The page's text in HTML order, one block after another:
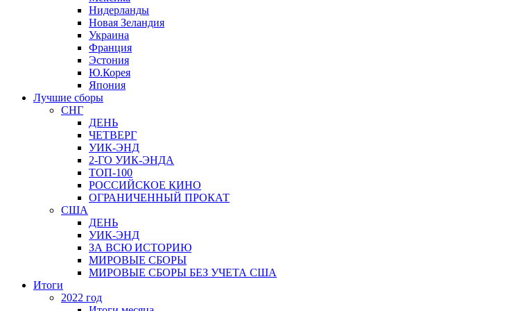
Нидерланды
Новая Зеландия
Украина
Франция
Эстония
Ю.Корея
Япония
Лучшие сборы
СНГ
ДЕНЬ
ЧЕТВЕРГ
УИК-ЭНД
2-ГО УИК-ЭНДА
ТОП-100
РОССИЙСКОЕ КИНО
ОГРАНИЧЕННЫЙ ПРОКАТ
США
ДЕНЬ
УИК-ЭНД
ЗА ВСЮ ИСТОРИЮ
МИРОВЫЕ СБОРЫ
МИРОВЫЕ СБОРЫ БЕЗ УЧЕТА США
Итоги
2022 год